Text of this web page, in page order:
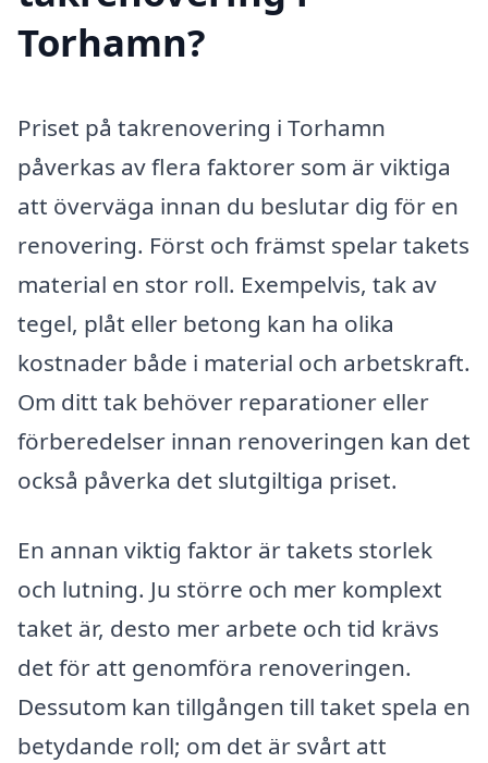
Torhamn?
Priset på takrenovering i Torhamn
påverkas av flera faktorer som är viktiga
att överväga innan du beslutar dig för en
renovering. Först och främst spelar takets
material en stor roll. Exempelvis, tak av
tegel, plåt eller betong kan ha olika
kostnader både i material och arbetskraft.
Om ditt tak behöver reparationer eller
förberedelser innan renoveringen kan det
också påverka det slutgiltiga priset.
En annan viktig faktor är takets storlek
och lutning. Ju större och mer komplext
taket är, desto mer arbete och tid krävs
det för att genomföra renoveringen.
Dessutom kan tillgången till taket spela en
betydande roll; om det är svårt att